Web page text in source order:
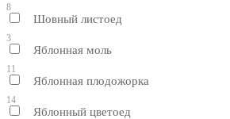
8
Шовный листоед
3
Яблонная моль
11
Яблонная плодожорка
14
Яблонный цветоед